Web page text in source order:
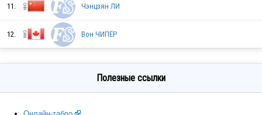
KOR
11. Чэнцзян ЛИ
12. Вон ЧИПЁР
Полезные ссылки